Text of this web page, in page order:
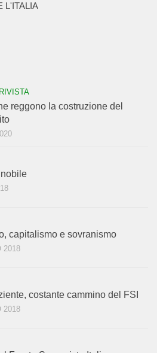
L'ITALIA
RIVISTA
reggono la costruzione del
capitalismo e sovranismo
2018
costante cammino del FSI
2018